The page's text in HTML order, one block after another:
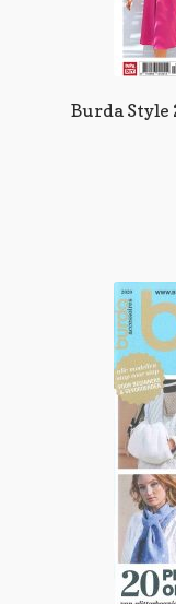
Burda Style